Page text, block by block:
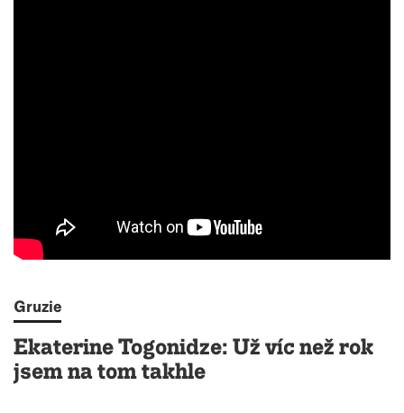
Gruzie
Ekaterine Togonidze: Už víc než rok
jsem na tom takhle